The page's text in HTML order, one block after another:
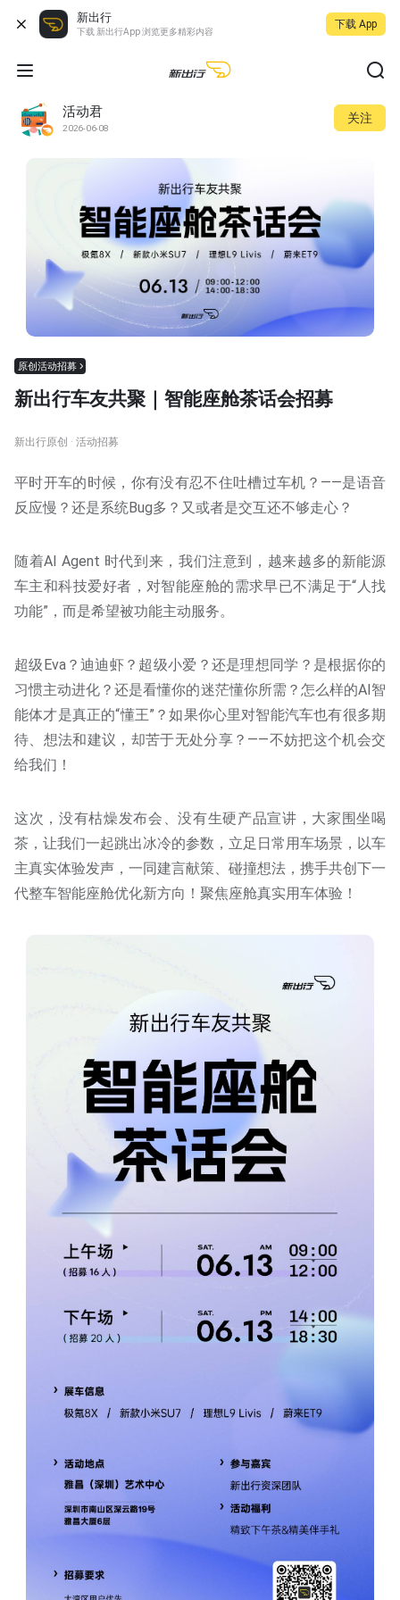
新出行
下载 新出行App 浏览更多精彩内容
下载 App
活动君
2026-06-08
关注
原创活动招募
新出行车友共聚｜智能座舱茶话会招募
新出行原创 · 活动招募
平时开车的时候，你有没有忍不住吐槽过车机？——是语音
反应慢？还是系统Bug多？又或者是交互还不够走心？
随着AI Agent 时代到来，我们注意到，越来越多的新能源
车主和科技爱好者，对智能座舱的需求早已不满足于“人找
功能”，而是希望被功能主动服务。
超级Eva？迪迪虾？超级小爱？还是理想同学？是根据你的
习惯主动进化？还是看懂你的迷茫懂你所需？怎么样的AI智
能体才是真正的“懂王”？如果你心里对智能汽车也有很多期
待、想法和建议，却苦于无处分享？——不妨把这个机会交
给我们！
这次，没有枯燥发布会、没有生硬产品宣讲，大家围坐喝
茶，让我们一起跳出冰冷的参数，立足日常用车场景，以车
主真实体验发声，一同建言献策、碰撞想法，携手共创下一
代整车智能座舱优化新方向！聚焦座舱真实用车体验！